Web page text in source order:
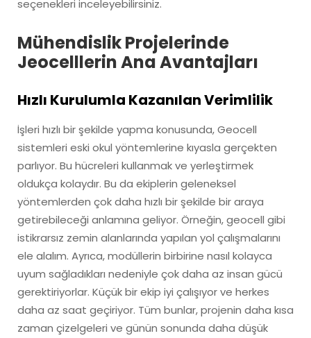
seçenekleri inceleyebilirsiniz.
Mühendislik Projelerinde
Jeocelllerin Ana Avantajları
Hızlı Kurulumla Kazanılan Verimlilik
İşleri hızlı bir şekilde yapma konusunda, Geocell
sistemleri eski okul yöntemlerine kıyasla gerçekten
parlıyor. Bu hücreleri kullanmak ve yerleştirmek
oldukça kolaydır. Bu da ekiplerin geleneksel
yöntemlerden çok daha hızlı bir şekilde bir araya
getirebileceği anlamına geliyor. Örneğin, geocell gibi
istikrarsız zemin alanlarında yapılan yol çalışmalarını
ele alalım. Ayrıca, modüllerin birbirine nasıl kolayca
uyum sağladıkları nedeniyle çok daha az insan gücü
gerektiriyorlar. Küçük bir ekip iyi çalışıyor ve herkes
daha az saat geçiriyor. Tüm bunlar, projenin daha kısa
zaman çizelgeleri ve günün sonunda daha düşük